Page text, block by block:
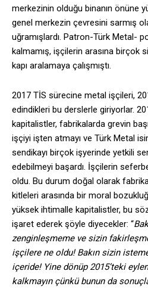
merkezinin olduğu binanın önüne
genel merkezin çevresini sarmış
uğramışlardı. Patron-Türk Metal-
kalmamış, işçilerin arasına birçok
kapı aralamaya çalışmıştı.
2017 TİS sürecine metal işçileri,
edindikleri bu derslerle giriyorlar.
kapitalistler, fabrikalarda grevin
işçiyi işten atmayı ve Türk Metal
sendikayı birçok işyerinde yetkili
edebilmeyi başardı. İşçilerin
oldu. Bu durum doğal olarak
kitleleri arasında bir moral
yüksek ihtimalle kapitalistler, bu
işaret ederek şöyle diyecekler: “
zenginleşmeme ve sizin
işçilere ne oldu! Bakın sizin
içeride! Yine dönüp 2015’teki
kalkmayın çünkü bunun da